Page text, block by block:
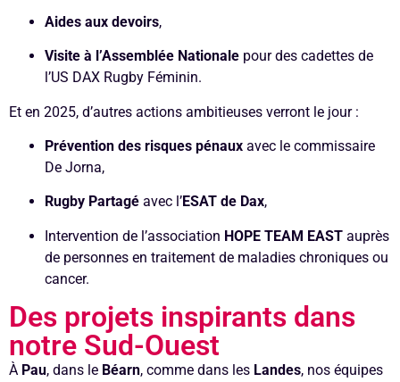
Aides aux devoirs,
Visite à l’Assemblée Nationale pour des cadettes de
l’US DAX Rugby Féminin.
Et en 2025, d’autres actions ambitieuses verront le jour :
Prévention des risques pénaux avec le commissaire
De Jorna,
Rugby Partagé avec l’ESAT de Dax,
Intervention de l’association HOPE TEAM EAST auprès
de personnes en traitement de maladies chroniques ou
cancer.
Des projets inspirants dans
notre Sud-Ouest
À Pau, dans le Béarn, comme dans les Landes, nos équipes